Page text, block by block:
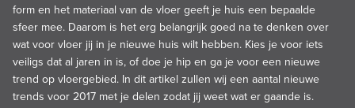
form en het materiaal van de vloer geeft je huis een bepaalde
sfeer mee. Daarom is het erg belangrijk goed na te denken over
wat voor vloer jij in je nieuwe huis wilt hebben. Kies je voor iets
veiligs dat al jaren in is, of doe je hip en ga je voor een nieuwe
trend op vloergebied. In dit artikel zullen wij een aantal nieuwe
trends voor 2017 met je delen zodat jij weet wat er gaande is.